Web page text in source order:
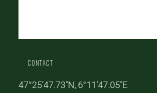
CONTACT
47°25’47.73″N, 6°11’47.05″E